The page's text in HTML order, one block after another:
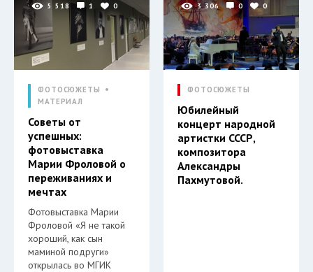
5 518 1 0
ФОТОСЮЖЕТЫ
МАТЕРИАЛ
Советы от
успешных:
фотовыставка
Марии Фроловой о
переживаниях и
мечтах
Фотовыставка Марии
Фроловой «Я не такой
хороший, как сын
маминой подруги»
открылась во МГИК
3 306 0 0
ФОТОСЮЖЕТЫ
Юбилейный
концерт народной
артистки СССР,
композитора
Александры
Пахмутовой.